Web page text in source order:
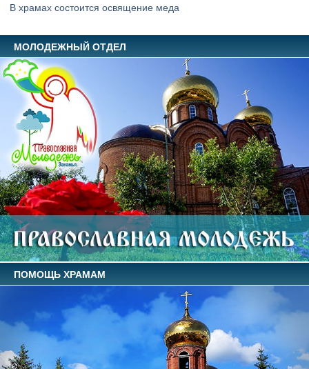
В храмах состоится освящение меда
МОЛОДЕЖНЫЙ ОТДЕЛ
ПОМОЩЬ ХРАМАМ